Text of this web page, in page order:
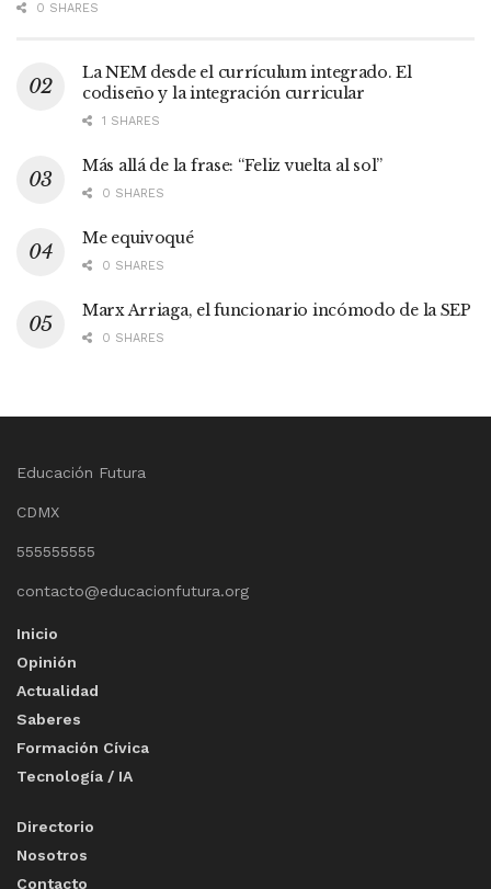
0 SHARES
La NEM desde el currículum integrado. El
codiseño y la integración curricular
1 SHARES
Más allá de la frase: “Feliz vuelta al sol”
0 SHARES
Me equivoqué
0 SHARES
Marx Arriaga, el funcionario incómodo de la SEP
0 SHARES
Educación Futura
CDMX
555555555
contacto@educacionfutura.org
Inicio
Opinión
Actualidad
Saberes
Formación Cívica
Tecnología / IA
Directorio
Nosotros
Contacto